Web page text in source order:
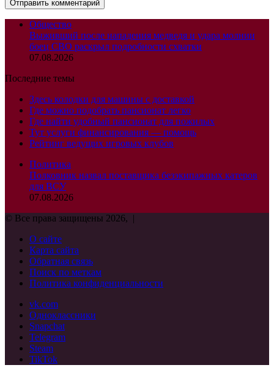
Общество
Выживший после нападения медведя и удара молнии
боец СВО раскрыл подробности схватки
07.08.2026
Последние темы
Здесь колодки для машины с доставкой
Где можно подобрать пансионат легко
Где найти удобный пансионат для пожилых
Тут услуги финансирования — помощь
Рейтинг ведущих игровых клубов
Политика
Полковник назвал поставщика безэкипажных катеров
для ВСУ
07.08.2026
© Все права защищены 2026, |
О сайте
Карта сайта
Обратная связь
Поиск по меткам
Политика конфиденциальности
vk.com
Одноклассники
Snapchat
Telegram
Steam
TikTok